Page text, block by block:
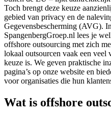
Toch brengt deze keuze
gebied van privacy en de
Gegevensbescherming (AVG).
SpangenbergGroep.nl lees je
offshore outsourcing met zich
lokaal outsourcen vaak een veel
keuze is. We geven praktische
pagina’s op onze website en
voor organisaties die hun
Wat is offshore